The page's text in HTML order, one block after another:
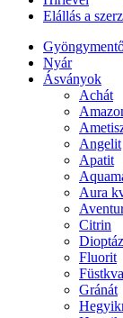
Elállás a
Nyár
Ásványok
Achát
Angelit
Apatit
Aura
Citrin
Dioptáz
Fluorit
Gránát